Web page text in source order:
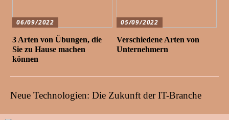
06/09/2022
3 Arten von Übungen, die
Sie zu Hause machen
können
05/09/2022
Verschiedene Arten von
Unternehmern
Neue Technologien: Die Zukunft der IT-Branche